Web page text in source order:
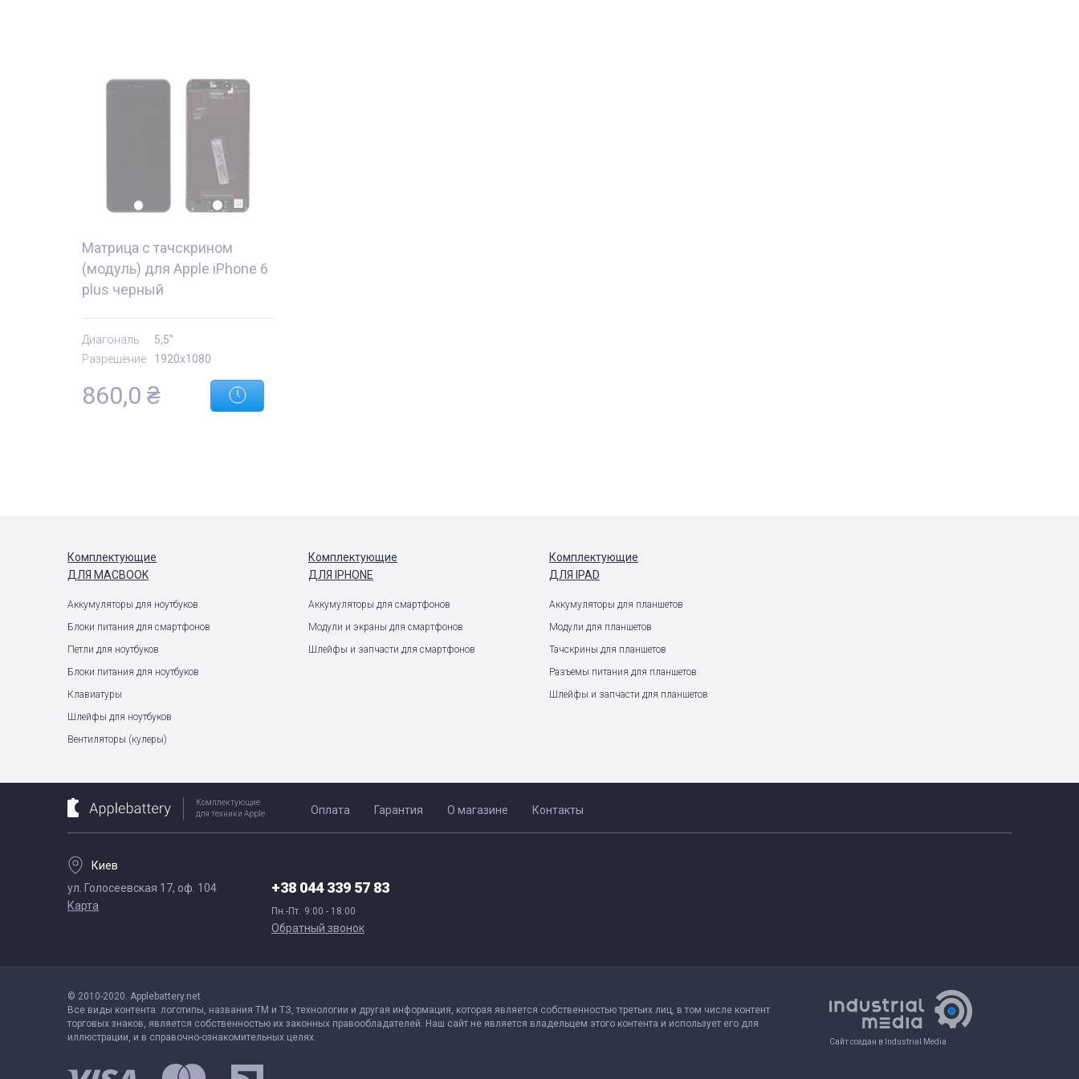
Матрица с тачскрином
(модуль) для Apple iPhone 6
plus черный
Диагональ
5,5"
Разрешение
1920x1080
860,0 ₴
Комплектующие
ДЛЯ MACBOOK
Аккумуляторы для ноутбуков
Блоки питания для смартфонов
Петли для ноутбуков
Блоки питания для ноутбуков
Клавиатуры
Шлейфы для ноутбуков
Вентиляторы (кулеры)
Комплектующие
ДЛЯ IPHONE
Аккумуляторы для смартфонов
Модули и экраны для смартфонов
Шлейфы и запчасти для смартфонов
Комплектующие
ДЛЯ IPAD
Аккумуляторы для планшетов
Модули для планшетов
Тачскрины для планшетов
Разъемы питания для планшетов
Шлейфы и запчасти для планшетов
Комплектующие
для техники Apple
Оплата Гарантия О магазине Контакты
Киев
ул. Голосеевская 17, оф. 104
Карта
+38 044 339 57 83
Пн.-Пт. 9:00 - 18:00
Обратный звонок
© 2010-2020. Applebattery.net
Все виды контента: логотипы, названия ТМ и ТЗ, технологии и другая информация, которая является собственностью третьих лиц, в том числе контент
торговых знаков, является собственностью их законных правообладателей. Наш сайт не является владельцем этого контента и использует его для
иллюстрации, и в справочно-ознакомительных целях.
Сайт создан в Industrial Media